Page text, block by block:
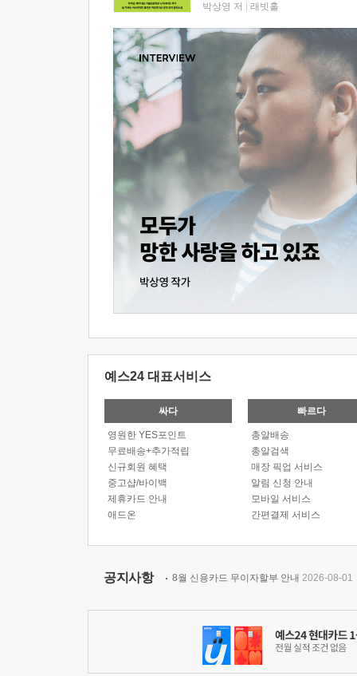
박상영 저 래빗홀
예스24 대표서비스
싸다
영원한 YES포인트
무료배송+추가적립
신규회원 혜택
중고샵/바이백
제휴카드 안내
애드온
빠르다
총알배송
총알검색
매장 픽업 서비스
알림 신청 안내
모바일 서비스
간편결제 서비스
공지사항 8월 신용카드 무이자할부 안내 2026-08-01